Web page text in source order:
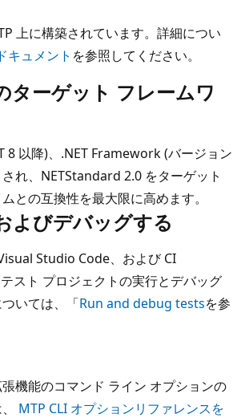
上に構築されています。詳細につい
キュメント を参照してください。
ターゲット フレームワ
8 以降)、.NET Framework (バージョン
れ、NETStandard 2.0 をターゲット
との互換性を最大限に高めます。
よびデバッグする
Studio Code、および CI
スト プロジェクトの実行とデバッグ
いては、「Run and debug testsを参
機能のコマンド ライン オプションの
MTP CLI オプションリファレンスを